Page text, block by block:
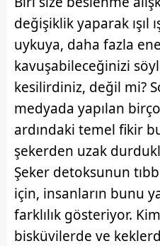
değişiklik yaparak ışıl
uykuya, daha fazla
kavuşabileceğinizi
kesilirdiniz, değil mi?
medyada yapılan
ardındaki temel fikir
şekerden uzak
Şeker detoksunun
için, insanların bunu
farklılık gösteriyor.
bisküvilerde ve